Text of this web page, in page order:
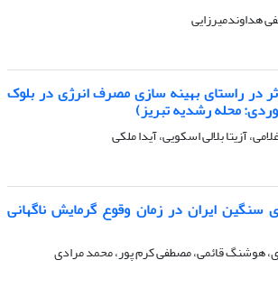
هداوندمیرزایی
در راستای بهینه سازی مصرف انرژی در بلوک
محله رشدیه تبریز)
آزیتا بلالی اسکویی، آیدا ملکی
سنگین ایران در زمان وقوع گرمایش ناگهانی
هوشنگ قائمی، مصطفی کرم پور، محمد مرادی